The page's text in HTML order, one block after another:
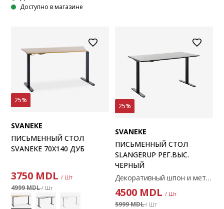
Доступно в магазине
25%
SVANEKE
ПИСЬМЕННЫЙ СТОЛ
SVANEKE 70X140 ДУБ
3750 MDL / Шт
4999 MDL/ Шт
25%
SVANEKE
ПИСЬМЕННЫЙ СТОЛ
SLANGERUP РЕГ.ВЫС.
ЧЕРНЫЙ
Декоративный шпон и металл. Электрический стол с регулируемой высотой столешницы и ножек, что позволяет легко настроить нужный уровень. Стол был протестирован для использования в офисе. Отвечает требованиям, изложенным в стандартах EN527-1-2-3. 80x160x68-119 см.
4500 MDL / Шт
5999 MDL/ Шт